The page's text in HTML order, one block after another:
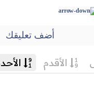
أضف تعليقك